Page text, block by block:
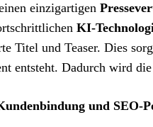
einzigartigen
KI-
Titel und Teaser. Dies
entsteht. Dadurch wird
und SEO-